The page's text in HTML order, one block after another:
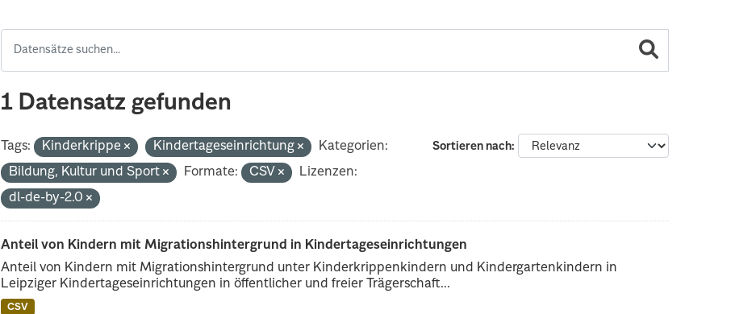
1 Datensatz gefunden
Sortieren nach
Tags: Kinderkrippe Kindertageseinrichtung
Kategorien:
Bildung, Kultur und Sport
Formate: CSV
Lizenzen:
dl-de-by-2.0
Anteil von Kindern mit Migrationshintergrund in Kindertageseinrichtungen
Anteil von Kindern mit Migrationshintergrund unter Kinderkrippenkindern und Kindergartenkindern in
Leipziger Kindertageseinrichtungen in öffentlicher und freier Trägerschaft...
CSV